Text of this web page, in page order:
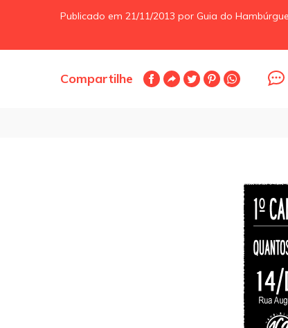
Publicado em 21/11/2013 por Guia do
Compartilhe